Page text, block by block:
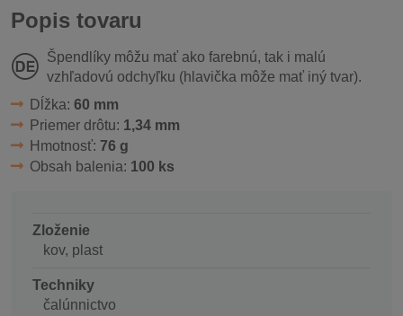
Popis tovaru
Špendlíky môžu mať ako farebnú, tak i malú
vzhľadovú odchyľku (hlavička môže mať iný tvar).
Dĺžka: 60 mm
Priemer drôtu: 1,34 mm
Hmotnosť: 76 g
Obsah balenia: 100 ks
Zloženie
kov, plast
Techniky
čalúnnictvo